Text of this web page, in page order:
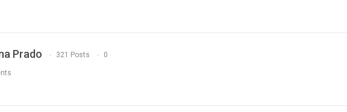
Prado 321 Posts 0